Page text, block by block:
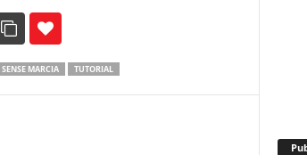
SENSE MARCIA TUTORIAL